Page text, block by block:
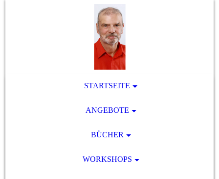
STARTSEITE
ANGEBOTE
BÜCHER
WORKSHOPS